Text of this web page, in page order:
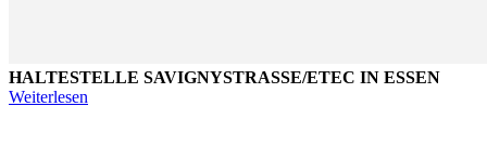
HALTESTELLE SAVIGNYSTRASSE/ETEC IN ESSEN
Weiterlesen